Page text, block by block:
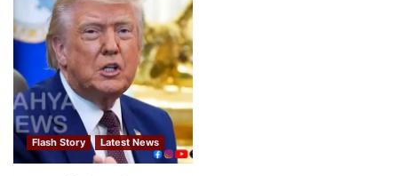
Flash Story Latest News